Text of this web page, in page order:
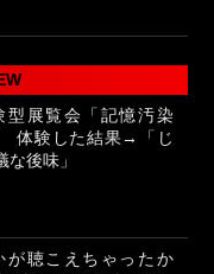
型展覧会「記憶汚染
体験した結果→「じ
後味」
が聴こえちゃったか